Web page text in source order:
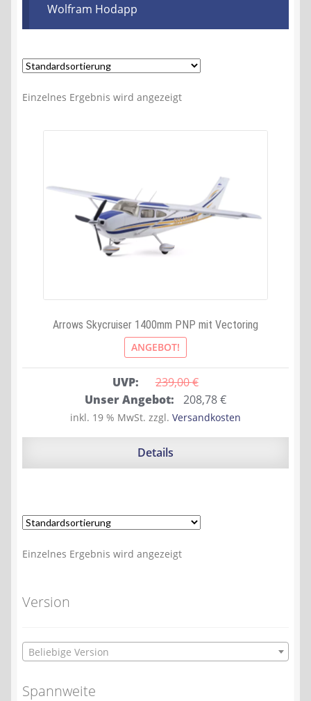
Wolfram Hodapp
Einzelnes Ergebnis wird angezeigt
Arrows Skycruiser 1400mm PNP mit Vectoring
ANGEBOT!
UVP: 239,00 €
Ursprünglicher
Preis
war:
Unser Angebot: 208,78€Aktueller
Preis
ist:
inkl. 19 % MwSt. zzgl. Versandkosten
Details
Einzelnes Ergebnis wird angezeigt
Version
Beliebige Version
Spannweite